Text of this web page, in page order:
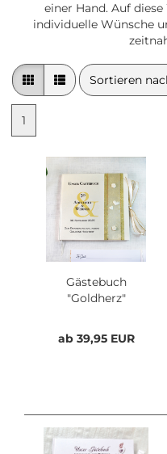
einer Hand. Auf
individuelle Wünsche
Sortieren
Sortieren
1
Gästebuch
"Goldherz"
ab 39,95 EUR